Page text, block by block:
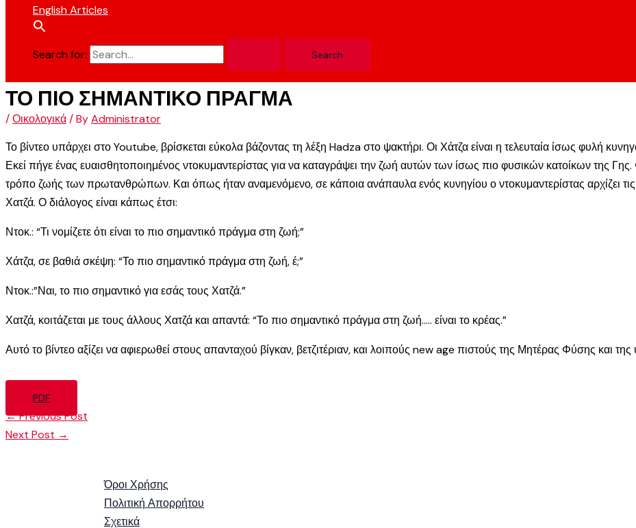
English Articles
Search for:
ΤΟ ΠΙΟ ΣΗΜΑΝΤΙΚΟ ΠΡΑΓΜΑ
/Οικολογικά/ ByAdministrator
Το βίντεο υπάρχει στο Youtube, βρίσκεται εύκολα βάζοντας τη λέξη Hadza στο ψακτήρι. Οι Χάτζα είναι η τελευταία ίσως φυλή
Εκεί πήγε ένας ευαισθητοποιημένος ντοκυμαντερίστας για να καταγράψει την ζωή αυτών των ίσως πιο φυσικών κατοίκων της
τρόπο ζωής των πρωτανθρώπων. Και όπως ήταν αναμενόμενο, σε κάποια ανάπαυλα ενός κυνηγίου ο ντοκυμαντερίστας αρχίζει τις
Χατζά. Ο διάλογος είναι κάπως έτσι:
Ντοκ.: “Τι νομίζετε ότι είναι το πιο σημαντικό πράγμα στη ζωή;”
Χάτζα, σε βαθιά σκέψη: “Το πιο σημαντικό πράγμα στη ζωή, έ;”
Ντοκ.:”Ναι, το πιο σημαντικό για εσάς τους Χατζά.”
Χατζά, κοιτάζεται με τους άλλους Χατζά και απαντά: “Το πιο σημαντικό πράγμα στη ζωή….. είναι το κρέας.”
Αυτό το βίντεο αξίζει να αφιερωθεί στους απανταχού βίγκαν, βετζιτέριαν, και λοιπούς new age πιστούς της Μητέρας Φύσης και
PDF
←Previous Post
Next Post →
Όροι Χρήσης
Πολιτική Απορρήτου
Σχετικά